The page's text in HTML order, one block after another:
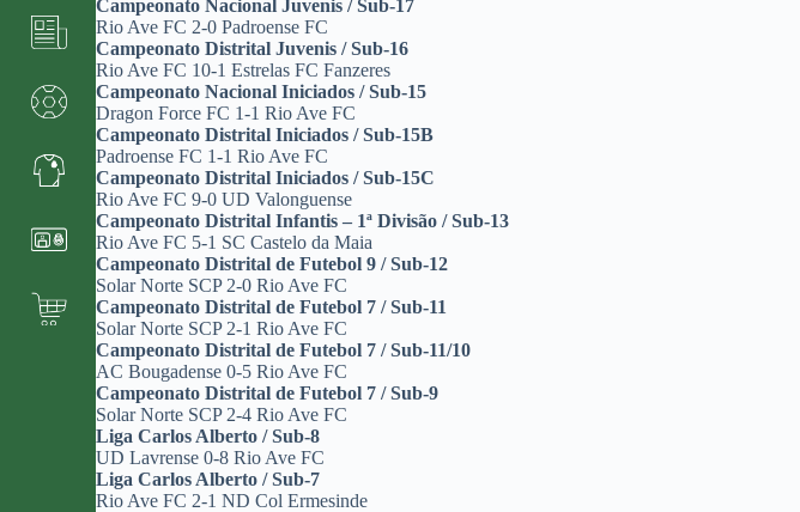
Campeonato Nacional Juvenis / Sub-17
Rio Ave FC 2-0 Padroense FC
Campeonato Distrital Juvenis / Sub-16
Rio Ave FC 10-1 Estrelas FC Fanzeres
Campeonato Nacional Iniciados / Sub-15
Dragon Force FC 1-1 Rio Ave FC
Campeonato Distrital Iniciados / Sub-15B
Padroense FC 1-1 Rio Ave FC
Campeonato Distrital Iniciados / Sub-15C
Rio Ave FC 9-0 UD Valonguense
Campeonato Distrital Infantis – 1ª Divisão / Sub-13
Rio Ave FC 5-1 SC Castelo da Maia
Campeonato Distrital de Futebol 9 / Sub-12
Solar Norte SCP 2-0 Rio Ave FC
Campeonato Distrital de Futebol 7 / Sub-11
Solar Norte SCP 2-1 Rio Ave FC
Campeonato Distrital de Futebol 7 / Sub-11/10
AC Bougadense 0-5 Rio Ave FC
Campeonato Distrital de Futebol 7 / Sub-9
Solar Norte SCP 2-4 Rio Ave FC
Liga Carlos Alberto / Sub-8
UD Lavrense 0-8 Rio Ave FC
Liga Carlos Alberto / Sub-7
Rio Ave FC 2-1 ND Col Ermesinde